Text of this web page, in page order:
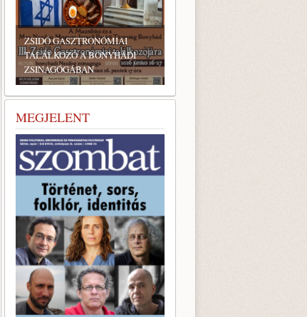
ZSIDÓ GASZTRONÓMIAI
TALÁLKOZÓ A BONYHÁDI
ZSINAGÓGÁBAN
MEGJELENT